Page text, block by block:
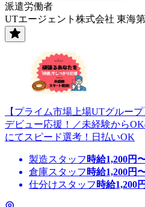
派遣労働者
UTエージェント株式会社 東海
【プライム市場上場UTグルー
デビュー応援！／未経験から
にてスピード選考！日払いOK
製造スタッフ 時給1,200円
倉庫スタッフ 時給1,200円
仕分けスタッフ 時給1,200